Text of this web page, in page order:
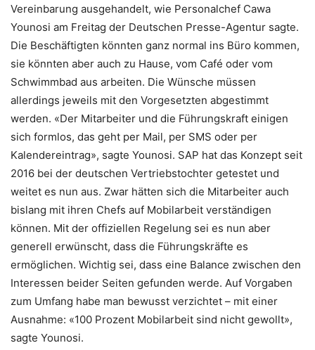
Vereinbarung ausgehandelt, wie Personalchef Cawa
Younosi am Freitag der Deutschen Presse-Agentur sagte.
Die Beschäftigten könnten ganz normal ins Büro kommen,
sie könnten aber auch zu Hause, vom Café oder vom
Schwimmbad aus arbeiten. Die Wünsche müssen
allerdings jeweils mit den Vorgesetzten abgestimmt
werden. «Der Mitarbeiter und die Führungskraft einigen
sich formlos, das geht per Mail, per SMS oder per
Kalendereintrag», sagte Younosi. SAP hat das Konzept seit
2016 bei der deutschen Vertriebstochter getestet und
weitet es nun aus. Zwar hätten sich die Mitarbeiter auch
bislang mit ihren Chefs auf Mobilarbeit verständigen
können. Mit der offiziellen Regelung sei es nun aber
generell erwünscht, dass die Führungskräfte es
ermöglichen. Wichtig sei, dass eine Balance zwischen den
Interessen beider Seiten gefunden werde. Auf Vorgaben
zum Umfang habe man bewusst verzichtet – mit einer
Ausnahme: «100 Prozent Mobilarbeit sind nicht gewollt»,
sagte Younosi.